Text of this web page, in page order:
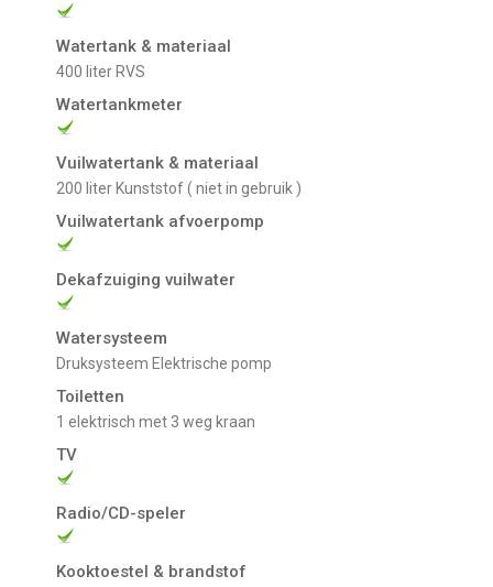
Watertank & materiaal
400 liter RVS
Watertankmeter
Vuilwatertank & materiaal
200 liter Kunststof ( niet in gebruik )
Vuilwatertank afvoerpomp
Dekafzuiging vuilwater
Watersysteem
Druksysteem Elektrische pomp
Toiletten
1 elektrisch met 3 weg kraan
TV
Radio/CD-speler
Kooktoestel & brandstof